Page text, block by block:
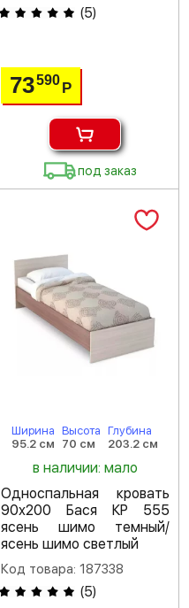
(5)
73590 Р
под заказ
Ширина
95.2 см
Высота
70 см
Глубина
203.2 см
в наличии: мало
Односпальная кровать
90х200 Бася КР 555
ясень шимо темный/
ясень шимо светлый
Код товара: 187338
(5)